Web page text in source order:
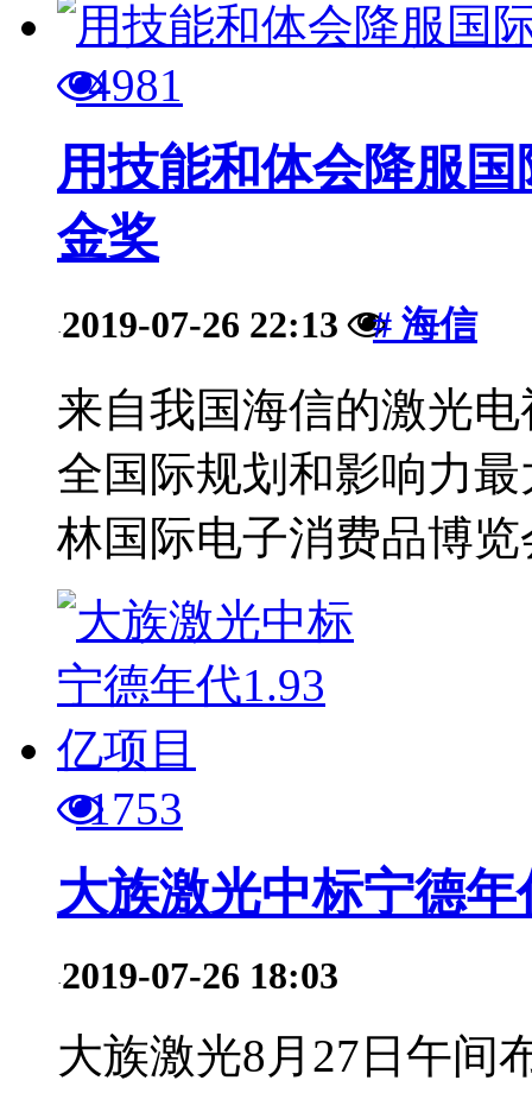
4981
用技能和体会降服
金奖
·2019-07-26 22:13 # 海信
来自我国海信的激光
全国际规划和影响力
林国际电子消费品博览
1753
大族激光中标宁德年
·2019-07-26 18:03
大族激光8月27日午间